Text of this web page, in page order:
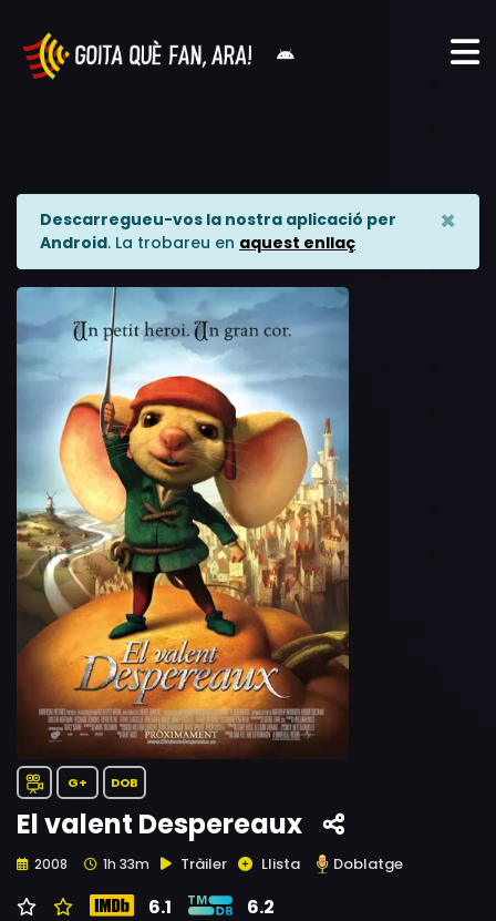
Descarregueu-vos la nostra aplicació per
Android. La trobareu en aquest enllaç
×
G+ DOB
El valent Despereaux
2008 1h 33m Tràiler Llista Doblatge
6.1 6.2